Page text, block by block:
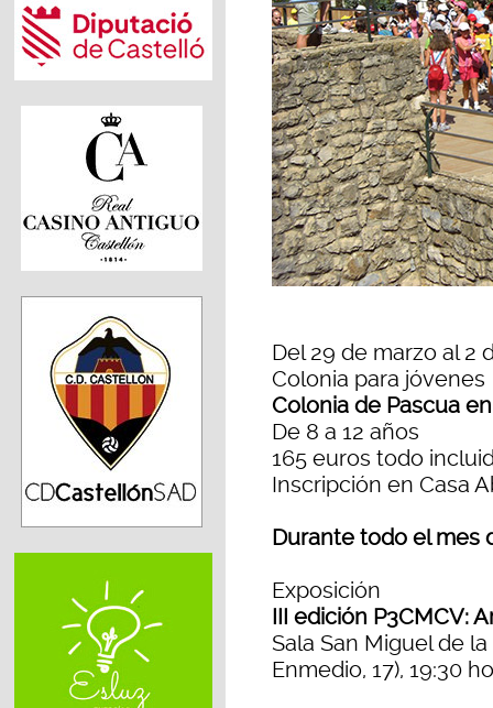
Del 29 de marzo al 2
Colonia para jóvenes
Colonia de Pascua
De 8 a 12 años
165 euros todo
Inscripción en Casa
Durante todo el mes
Exposición
III edición P3CMCV:
Sala San Miguel de
Enmedio, 17), 19:30